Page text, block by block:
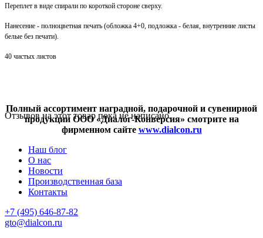
Переплет в виде спирали по короткой стороне сверху.
Нанесение - полноцветная печать (обложка 4+0, подложка - белая, внутренние листы
белые без печати).
40 чистых листов
Отзывов на этот товар пока не написано.
Полный ассортимент наградной, подарочной и сувенирной
продукции ООО «Диалог-Конверсия» смотрите на
фирменном сайте www.dialcon.ru
Наш блог
О нас
Новости
Производственная база
Контакты
+7 (495) 646-87-82
gto@dialcon.ru